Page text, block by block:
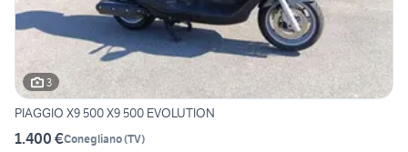
3
PIAGGIO X9 500 X9 500 EVOLUTION
1.400 €Conegliano(TV)